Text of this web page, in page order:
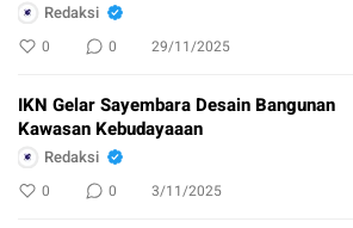
Redaksi
0 0 29/11/2025
IKN Gelar Sayembara Desain Bangunan
Kawasan Kebudayaaan
Redaksi
0 0 3/11/2025